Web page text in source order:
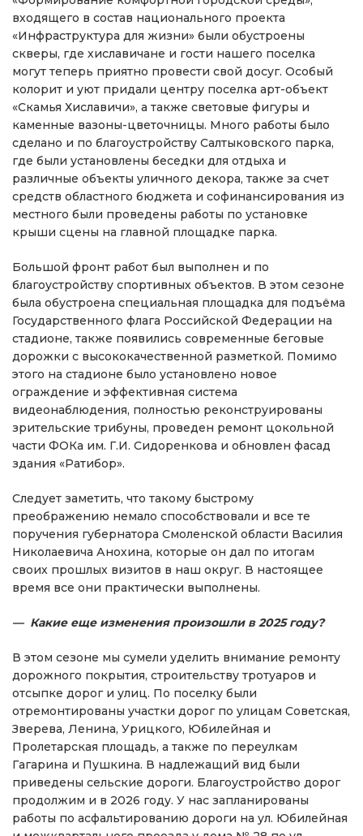
входящего в состав национального проекта
«Инфраструктура для жизни» были обустроены
скверы, где хиславичане и гости нашего поселка
могут теперь приятно провести свой досуг. Особый
колорит и уют придали центру поселка арт-объект
«Скамья Хиславичи», а также световые фигуры и
каменные вазоны-цветочницы. Много работы было
сделано и по благоустройству Салтыковского парка,
где были установлены беседки для отдыха и
различные объекты уличного декора, также за счет
средств областного бюджета и софинансирования из
местного были проведены работы по установке
крыши сцены на главной площадке парка.
Большой фронт работ был выполнен и по
благоустройству спортивных объектов. В этом сезоне
была обустроена специальная площадка для подъёма
Государственного флага Российской Федерации на
стадионе, также появились современные беговые
дорожки с высококачественной разметкой. Помимо
этого на стадионе было установлено новое
ограждение и эффективная система
видеонаблюдения, полностью реконструированы
зрительские трибуны, проведен ремонт цокольной
части ФОКа им. Г.И. Сидоренкова и обновлен фасад
здания «Ратибор».
Следует заметить, что такому быстрому
преображению немало способствовали и все те
поручения губернатора Смоленской области Василия
Николаевича Анохина, которые он дал по итогам
своих прошлых визитов в наш округ. В настоящее
время все они практически выполнены.
— Какие еще изменения произошли в 2025 году?
В этом сезоне мы сумели уделить внимание ремонту
дорожного покрытия, строительству тротуаров и
отсыпке дорог и улиц. По поселку были
отремонтированы участки дорог по улицам Советская,
Зверева, Ленина, Урицкого, Юбилейная и
Пролетарская площадь, а также по переулкам
Гагарина и Пушкина. В надлежащий вид были
приведены сельские дороги. Благоустройство дорог
продолжим и в 2026 году. У нас запланированы
работы по асфальтированию дороги на ул. Юбилейная